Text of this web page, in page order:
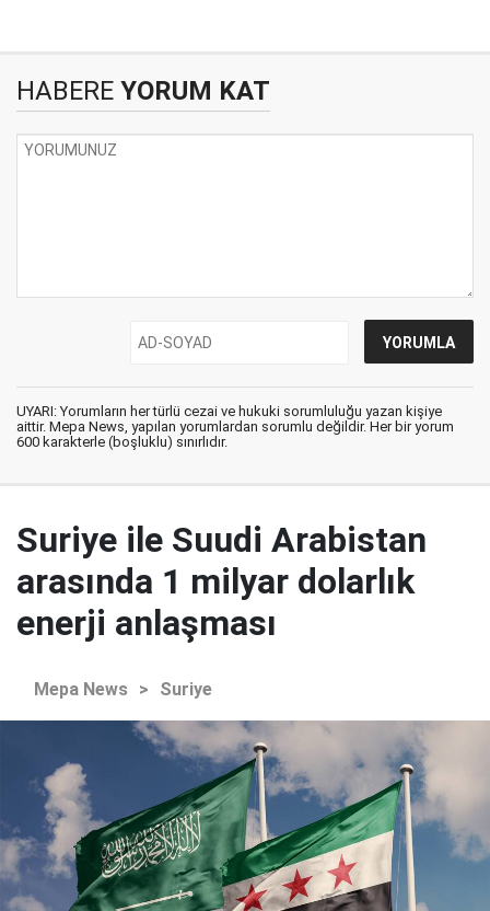
HABERE YORUM KAT
UYARI: Yorumların her türlü cezai ve hukuki sorumluluğu yazan kişiye
aittir. Mepa News, yapılan yorumlardan sorumlu değildir. Her bir yorum
600 karakterle (boşluklu) sınırlıdır.
Suriye ile Suudi Arabistan
arasında 1 milyar dolarlık
enerji anlaşması
Mepa News > Suriye